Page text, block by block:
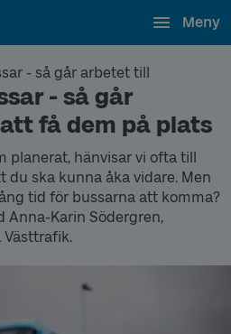
Meny
- så går arbetet till
- så går
få dem på plats
planerat, hänvisar vi ofta till
ska kunna åka vidare. Men
tid för bussarna att komma?
Karin Södergren,